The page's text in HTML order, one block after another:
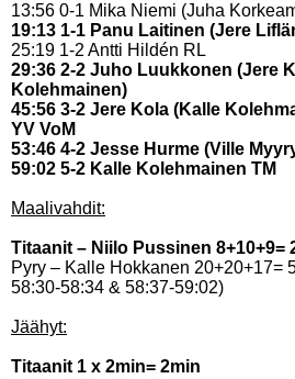
13:56 0-1 Mika Niemi (Juha
19:13 1-1 Panu Laitinen (Jere
25:19 1-2 Antti Hildén RL
29:36 2-2 Juho Luukkonen (Jere
Kolehmainen)
45:56 3-2 Jere Kola (Kalle
YV VoM
53:46 4-2 Jesse Hurme (Ville
59:02 5-2 Kalle Kolehmainen TM
Maalivahdit:
Titaanit – Niilo Pussinen 8+10+9=
Pyry – Kalle Hokkanen 20+20+17=
58:30-58:34 & 58:37-59:02)
Jäähyt:
Titaanit 1 x 2min= 2min